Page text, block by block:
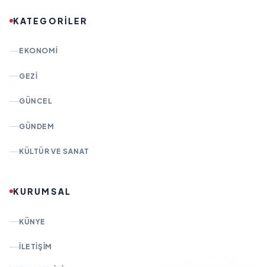
KATEGORİLER
EKONOMI
GEZI
GÜNCEL
GÜNDEM
KÜLTÜR VE SANAT
KURUMSAL
KÜNYE
İLETIŞIM